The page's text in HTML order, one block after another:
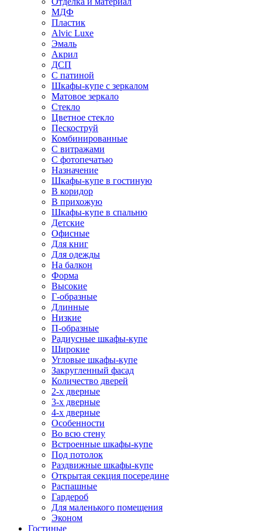
МДФ
Пластик
Alvic Luxe
Эмаль
Акрил
ДСП
С патиной
Шкафы-купе с зеркалом
Матовое зеркало
Стекло
Цветное стекло
Пескоструй
Комбинированные
С витражами
С фотопечатью
Назначение
Шкафы-купе в гостиную
В коридор
В прихожую
Шкафы-купе в спальню
Детские
Офисные
Для книг
Для одежды
На балкон
Форма
Высокие
Г-образные
Длинные
Низкие
П-образные
Радиусные шкафы-купе
Широкие
Угловые шкафы-купе
Закругленный фасад
Количество дверей
2-х дверные
3-х дверные
4-х дверные
Особенности
Во всю стену
Встроенные шкафы-купе
Под потолок
Раздвижные шкафы-купе
Открытая секция посередине
Распашные
Гардероб
Для маленького помещения
Эконом
Гостиные